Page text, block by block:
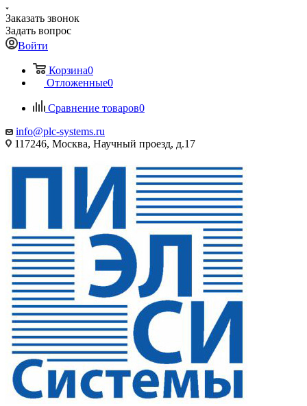
Заказать звонок
Задать вопрос
Войти
Корзина0
Отложенные0
Сравнение товаров0
info@plc-systems.ru
117246, Москва, Научный проезд, д.17